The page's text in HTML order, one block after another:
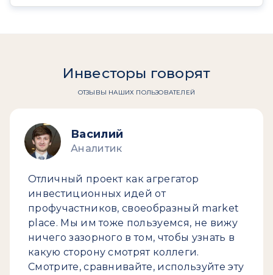
Инвесторы говорят
ОТЗЫВЫ НАШИХ ПОЛЬЗОВАТЕЛЕЙ
Василий
Аналитик
Отличный проект как агрегатор
инвестиционных идей от
профучастников, своеобразный market
place. Мы им тоже пользуемся, не вижу
ничего зазорного в том, чтобы узнать в
какую сторону смотрят коллеги.
Смотрите, сравнивайте, используйте эту